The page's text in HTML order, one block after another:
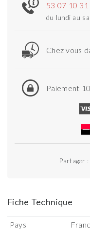
53 07 10 31
du lundi au
Chez vous
Paiement
Partager :
Fiche Technique
Pays